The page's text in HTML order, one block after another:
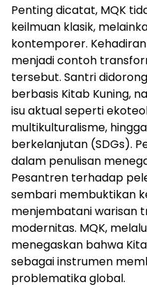
Penting dicatat, MQK
keilmuan klasik,
kontemporer.
menjadi contoh
tersebut. Santri
berbasis Kitab Kuning,
isu aktual seperti
multikulturalisme,
berkelanjutan (SDGs).
dalam penulisan
Pesantren terhadap
sembari membuktikan
menjembatani warisan
modernitas. MQK,
menegaskan bahwa
sebagai instrumen
problematika global.